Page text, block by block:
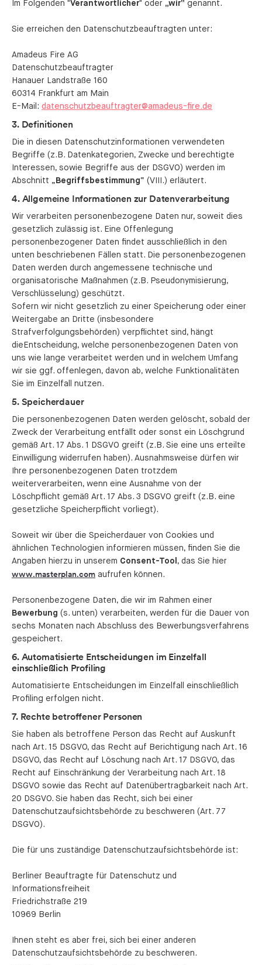
Im Folgenden "Verantwortlicher" oder „wir“ genannt.
Sie erreichen den Datenschutzbeauftragten unter:
Amadeus Fire AG
Datenschutzbeauftragter
Hanauer Landstraße 160
60314 Frankfurt am Main
E-Mail: datenschutzbeauftragter@amadeus-fire.de
3. Definitionen
Die in diesen Datenschutzinformationen verwendeten
Begriffe (z.B. Datenkategorien, Zwecke und berechtigte
Interessen, sowie Begriffe aus der DSGVO) werden im
Abschnitt „ Begriffsbestimmung“ (VIII.) erläutert.
4. Allgemeine Informationen zur Datenverarbeitung
Wir verarbeiten personenbezogene Daten nur, soweit dies
gesetzlich zulässig ist. Eine Offenlegung
personenbezogener Daten findet ausschließlich in den
unten beschriebenen Fällen statt. Die personenbezogenen
Daten werden durch angemessene technische und
organisatorische Maßnahmen (z.B. Pseudonymisierung,
Verschlüsselung) geschützt.
Sofern wir nicht gesetzlich zu einer Speicherung oder einer
Weitergabe an Dritte (insbesondere
Strafverfolgungsbehörden) verpflichtet sind, hängt
dieEntscheidung, welche personenbezogenen Daten von
uns wie lange verarbeitet werden und in welchem Umfang
wir sie ggf. offenlegen, davon ab, welche Funktionalitäten
Sie im Einzelfall nutzen.
5. Speicherdauer
Die personenbezogenen Daten werden gelöscht, sobald der
Zweck der Verarbeitung entfällt oder sonst ein Löschgrund
gemäß Art. 17 Abs. 1 DSGVO greift (z.B. Sie eine uns erteilte
Einwilligung widerrufen haben). Ausnahmsweise dürfen wir
Ihre personenbezogenen Daten trotzdem
weiterverarbeiten, wenn eine Ausnahme von der
Löschpflicht gemäß Art. 17 Abs. 3 DSGVO greift (z.B. eine
gesetzliche Speicherpflicht vorliegt).
Soweit wir über die Speicherdauer von Cookies und
ähnlichen Technologien informieren müssen, finden Sie die
Angaben hierzu in unserem Consent-Tool , das Sie hier
www.masterplan.com aufrufen können.
Personenbezogene Daten, die wir im Rahmen einer
Bewerbung (s. unten) verarbeiten, werden für die Dauer von
sechs Monaten nach Abschluss des Bewerbungsverfahrens
gespeichert.
6. Automatisierte Entscheidungen im Einzelfall
einschließlich Profiling
Automatisierte Entscheidungen im Einzelfall einschließlich
Profiling erfolgen nicht.
7. Rechte betroffener Personen
Sie haben als betroffene Person das Recht auf Auskunft
nach Art. 15 DSGVO, das Recht auf Berichtigung nach Art. 16
DSGVO, das Recht auf Löschung nach Art. 17 DSGVO, das
Recht auf Einschränkung der Verarbeitung nach Art. 18
DSGVO sowie das Recht auf Datenübertragbarkeit nach Art.
20 DSGVO. Sie haben das Recht, sich bei einer
Datenschutzaufsichtsbehörde zu beschweren (Art. 77
DSGVO).
Die für uns zuständige Datenschutzaufsichtsbehörde ist:
Berliner Beauftragte für Datenschutz und
Informationsfreiheit
Friedrichstraße 219
10969 Berlin
Ihnen steht es aber frei, sich bei einer anderen
Datenschutzaufsichtsbehörde zu beschweren.